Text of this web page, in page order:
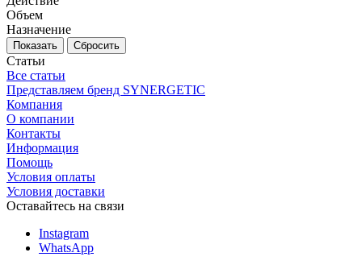
Объем
Назначение
Сбросить
Статьи
Все статьи
Представляем бренд SYNERGETIC
Компания
О компании
Контакты
Информация
Помощь
Условия оплаты
Условия доставки
Оставайтесь на связи
Instagram
WhatsApp